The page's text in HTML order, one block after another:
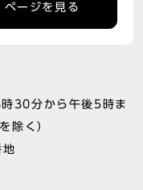
ページを見る
30分から午後5時ま
除く）